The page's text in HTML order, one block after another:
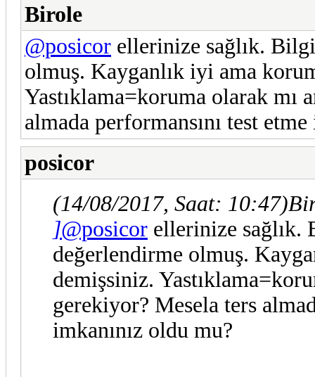
Birole
@posicor ellerinize sağlık.
olmuş. Kayganlık iyi ama
Yastıklama=koruma olarak mı
almada performansını test
posicor
(14/08/2017, Saat: 10:47)
]@posicor ellerinize sağlık.
değerlendirme olmuş.
demişsiniz.
gerekiyor? Mesela ters
imkanınız oldu mu?